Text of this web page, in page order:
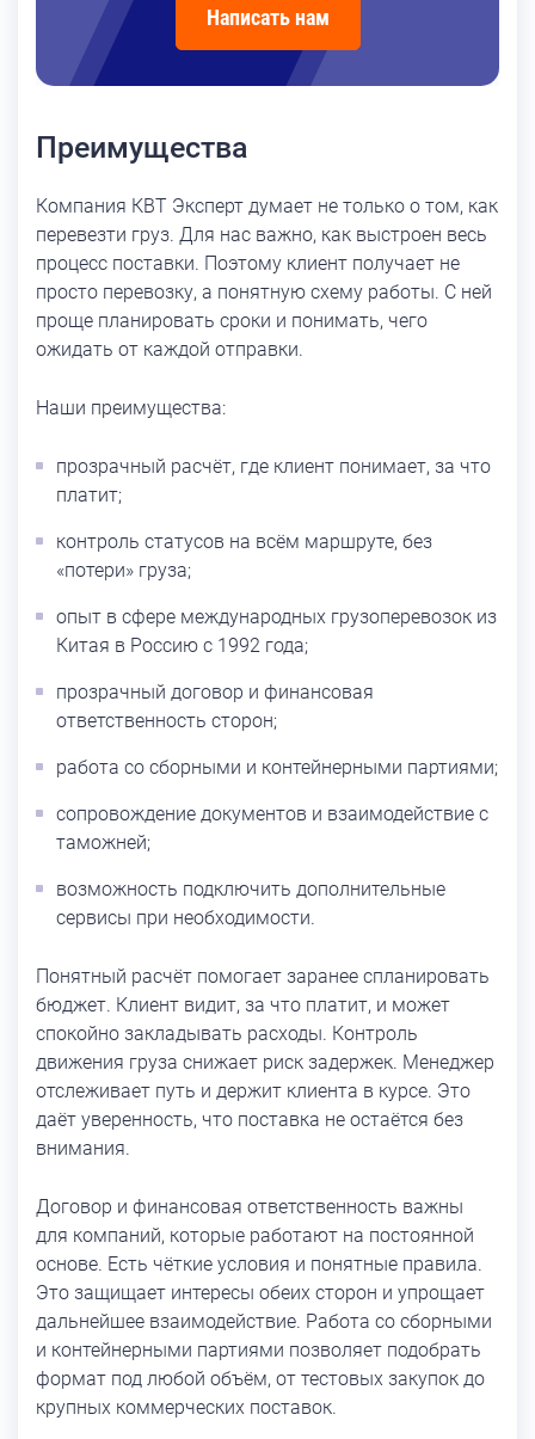
Написать нам
Преимущества
Компания КВТ Эксперт думает не только о том, как
перевезти груз. Для нас важно, как выстроен весь
процесс поставки. Поэтому клиент получает не
просто перевозку, а понятную схему работы. С ней
проще планировать сроки и понимать, чего
ожидать от каждой отправки.
Наши преимущества:
прозрачный расчёт, где клиент понимает, за что
платит;
контроль статусов на всём маршруте, без
«потери» груза;
опыт в сфере международных грузоперевозок из
Китая в Россию с 1992 года;
прозрачный договор и финансовая
ответственность сторон;
работа со сборными и контейнерными партиями;
сопровождение документов и взаимодействие с
таможней;
возможность подключить дополнительные
сервисы при необходимости.
Понятный расчёт помогает заранее спланировать
бюджет. Клиент видит, за что платит, и может
спокойно закладывать расходы. Контроль
движения груза снижает риск задержек. Менеджер
отслеживает путь и держит клиента в курсе. Это
даёт уверенность, что поставка не остаётся без
внимания.
Договор и финансовая ответственность важны
для компаний, которые работают на постоянной
основе. Есть чёткие условия и понятные правила.
Это защищает интересы обеих сторон и упрощает
дальнейшее взаимодействие. Работа со сборными
и контейнерными партиями позволяет подобрать
формат под любой объём, от тестовых закупок до
крупных коммерческих поставок.